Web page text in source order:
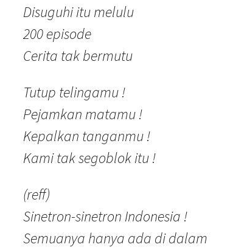
Disuguhi itu melulu
200 episode
Cerita tak bermutu
Tutup telingamu !
Pejamkan matamu !
Kepalkan tanganmu !
Kami tak segoblok itu !
(reff)
Sinetron-sinetron Indonesia !
Semuanya hanya ada di dalam